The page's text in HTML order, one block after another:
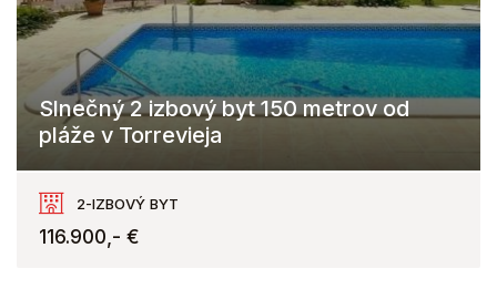
Slnečný 2 izbový byt 150 metrov od
pláže v Torrevieja
Torrevieja
2-IZBOVÝ BYT
116.900,- €